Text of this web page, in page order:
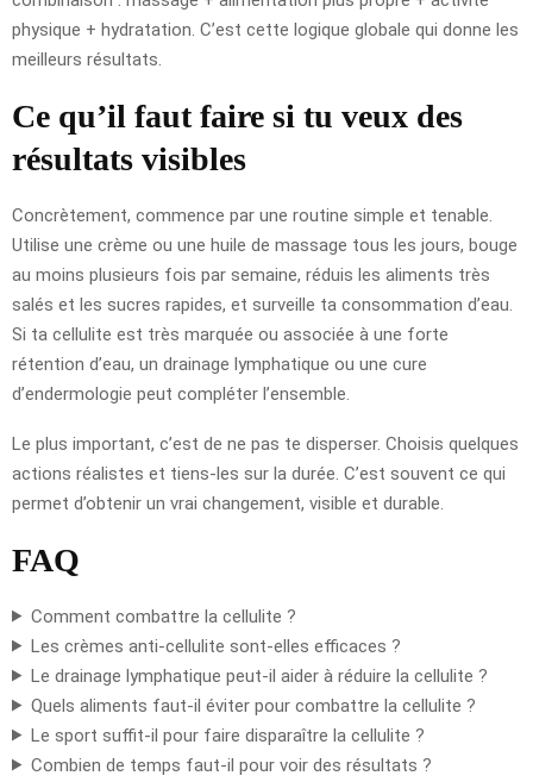
physique + hydratation. C’est cette logique globale qui donne les
meilleurs résultats.
Ce qu’il faut faire si tu veux des
résultats visibles
Concrètement, commence par une routine simple et tenable.
Utilise une crème ou une huile de massage tous les jours, bouge
au moins plusieurs fois par semaine, réduis les aliments très
salés et les sucres rapides, et surveille ta consommation d’eau.
Si ta cellulite est très marquée ou associée à une forte
rétention d’eau, un drainage lymphatique ou une cure
d’endermologie peut compléter l’ensemble.
Le plus important, c’est de ne pas te disperser. Choisis quelques
actions réalistes et tiens-les sur la durée. C’est souvent ce qui
permet d’obtenir un vrai changement, visible et durable.
FAQ
Comment combattre la cellulite ?
Les crèmes anti-cellulite sont-elles efficaces ?
Le drainage lymphatique peut-il aider à réduire la cellulite ?
Quels aliments faut-il éviter pour combattre la cellulite ?
Le sport suffit-il pour faire disparaître la cellulite ?
Combien de temps faut-il pour voir des résultats ?